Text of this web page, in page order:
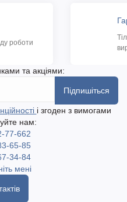
роботи
та акціями:
Підпишіться
і згоден з вимогами
нам:
77-662
65-85
34-84
мені